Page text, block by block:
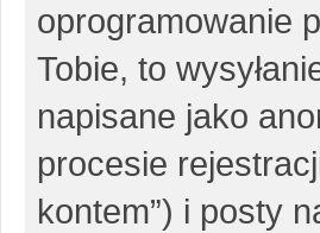
oprogramowanie
Tobie, to
napisane jako
procesie
kontem”) i posty